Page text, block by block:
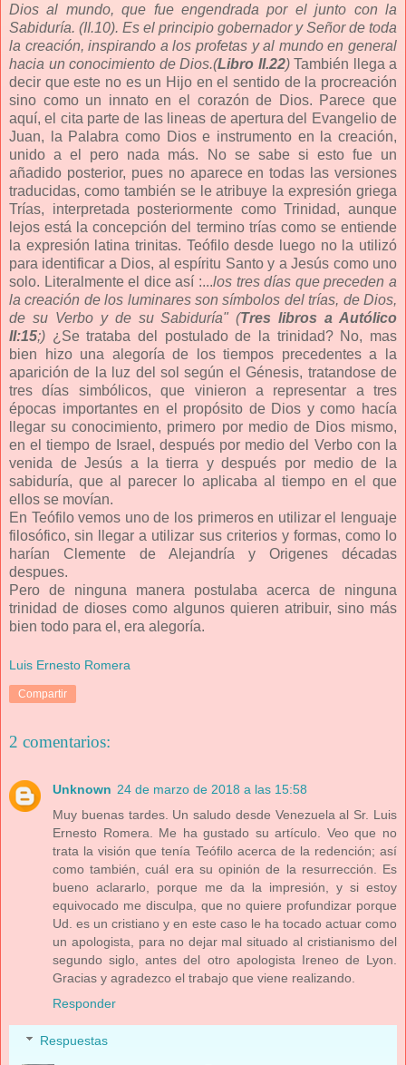
Dios al mundo, que fue engendrada por el junto con la
Sabiduría. (II.10). Es el principio gobernador y Señor de toda
la creación, inspirando a los profetas y al mundo en general
hacia un conocimiento de Dios.(Libro II.22) También llega a
decir que este no es un Hijo en el sentido de la procreación
sino como un innato en el corazón de Dios. Parece que
aquí, el cita parte de las lineas de apertura del Evangelio de
Juan, la Palabra como Dios e instrumento en la creación,
unido a el pero nada más. No se sabe si esto fue un
añadido posterior, pues no aparece en todas las versiones
traducidas, como también se le atribuye la expresión griega
Trías, interpretada posteriormente como Trinidad, aunque
lejos está la concepción del termino trías como se entiende
la expresión latina trinitas. Teófilo desde luego no la utilizó
para identificar a Dios, al espíritu Santo y a Jesús como uno
solo. Literalmente el dice así :...los tres días que preceden a
la creación de los luminares son símbolos del trías, de Dios,
de su Verbo y de su Sabiduría" (Tres libros a Autólico
II:15;) ¿Se trataba del postulado de la trinidad? No, mas
bien hizo una alegoría de los tiempos precedentes a la
aparición de la luz del sol según el Génesis, tratandose de
tres días simbólicos, que vinieron a representar a tres
épocas importantes en el propósito de Dios y como hacía
llegar su conocimiento, primero por medio de Dios mismo,
en el tiempo de Israel, después por medio del Verbo con la
venida de Jesús a la tierra y después por medio de la
sabiduría, que al parecer lo aplicaba al tiempo en el que
ellos se movían.
En Teófilo vemos uno de los primeros en utilizar el lenguaje
filosófico, sin llegar a utilizar sus criterios y formas, como lo
harían Clemente de Alejandría y Origenes décadas
despues.
Pero de ninguna manera postulaba acerca de ninguna
trinidad de dioses como algunos quieren atribuir, sino más
bien todo para el, era alegoría.
Luis Ernesto Romera
Compartir
2 comentarios:
Unknown 24 de marzo de 2018 a las 15:58
Muy buenas tardes. Un saludo desde Venezuela al Sr. Luis
Ernesto Romera. Me ha gustado su artículo. Veo que no
trata la visión que tenía Teófilo acerca de la redención; así
como también, cuál era su opinión de la resurrección. Es
bueno aclararlo, porque me da la impresión, y si estoy
equivocado me disculpa, que no quiere profundizar porque
Ud. es un cristiano y en este caso le ha tocado actuar como
un apologista, para no dejar mal situado al cristianismo del
segundo siglo, antes del otro apologista Ireneo de Lyon.
Gracias y agradezco el trabajo que viene realizando.
Responder
Respuestas